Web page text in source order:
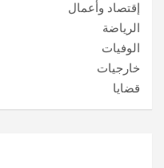
إقتصاد وأعمال
الرياضة
الوفيات
خارجيات
قضايا